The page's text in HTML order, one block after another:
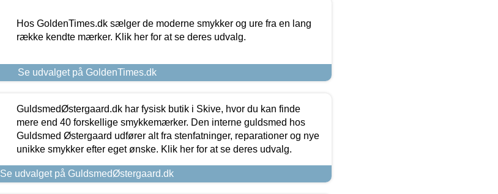
Hos GoldenTimes.dk sælger de moderne smykker og ure fra en lang
række kendte mærker. Klik her for at se deres udvalg.
Se udvalget på GoldenTimes.dk
GuldsmedØstergaard.dk har fysisk butik i Skive, hvor du kan finde
mere end 40 forskellige smykkemærker. Den interne guldsmed hos
Guldsmed Østergaard udfører alt fra stenfatninger, reparationer og nye
unikke smykker efter eget ønske. Klik her for at se deres udvalg.
Se udvalget på GuldsmedØstergaard.dk